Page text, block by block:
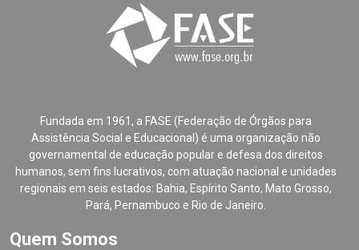
Fundada em 1961, a FASE (Federação de Órgãos para
Assistência Social e Educacional) é uma organização não
governamental de educação popular e defesa dos direitos
humanos, sem fins lucrativos, com atuação nacional e unidades
regionais em seis estados: Bahia, Espírito Santo, Mato Grosso,
Pará, Pernambuco e Rio de Janeiro.
Quem Somos